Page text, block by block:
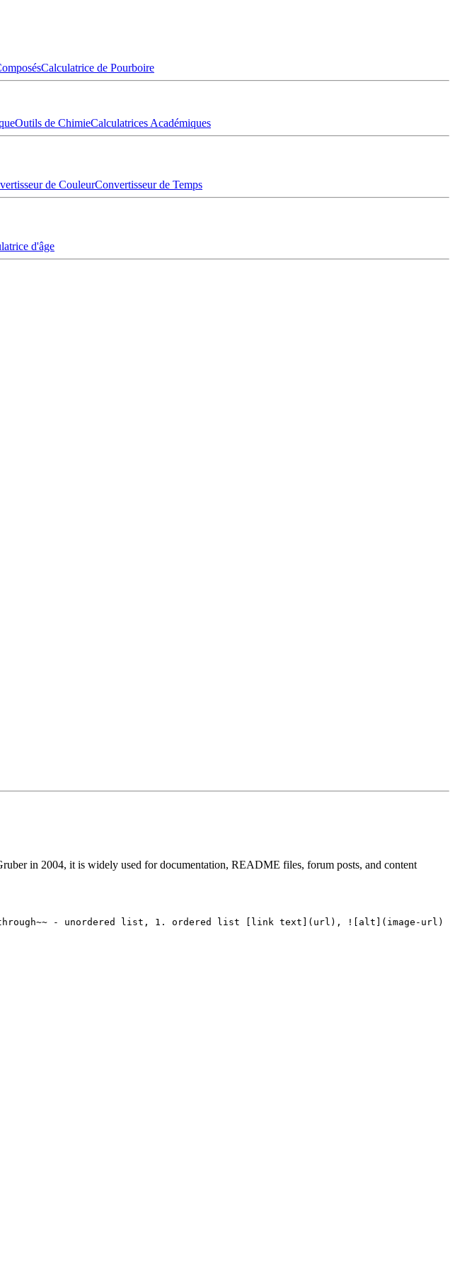
Calculatrice de Pourboire
Outils de ChimieCalculatrices Académiques
de CouleurConvertisseur de Temps
d'âge
in 2004, it is widely used for documentation, README files, forum posts, and content
- unordered list, 1. ordered list [link text](url), ![alt](image-url)